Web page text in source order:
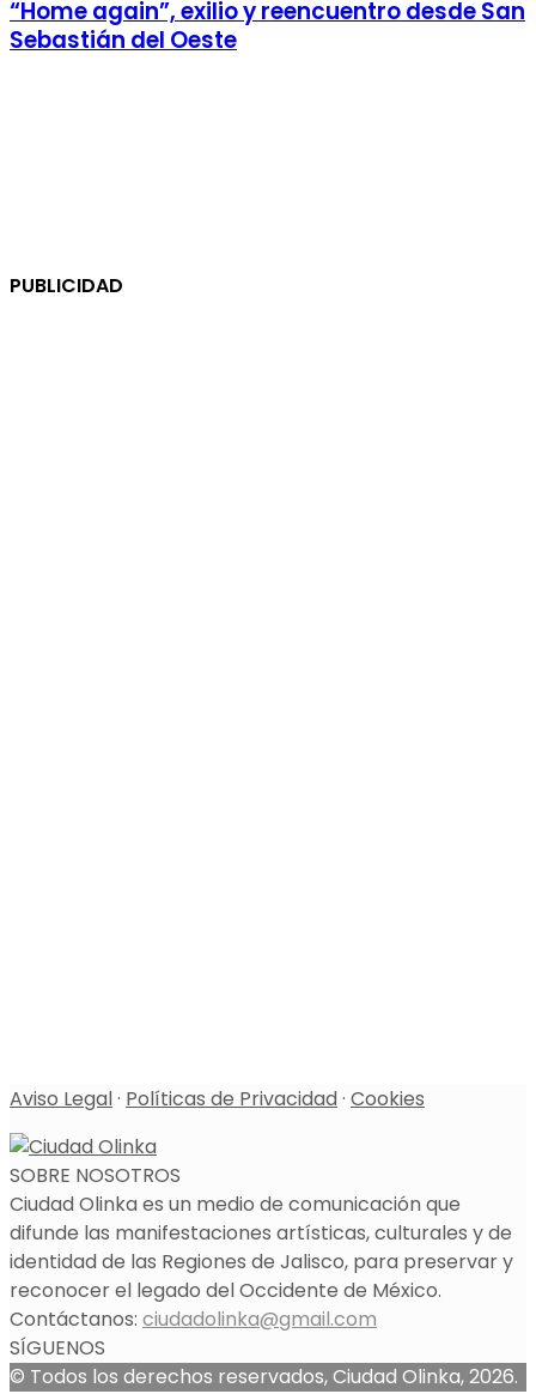
“Home again”, exilio y reencuentro desde San
Sebastián del Oeste
PUBLICIDAD
Aviso Legal· Políticas de Privacidad· Cookies
SOBRE NOSOTROS
Ciudad Olinka es un medio de comunicación que
difunde las manifestaciones artísticas, culturales y de
identidad de las Regiones de Jalisco, para preservar y
reconocer el legado del Occidente de México.
Contáctanos: ciudadolinka@gmail.com
SÍGUENOS
© Todos los derechos reservados, Ciudad Olinka, 2026.